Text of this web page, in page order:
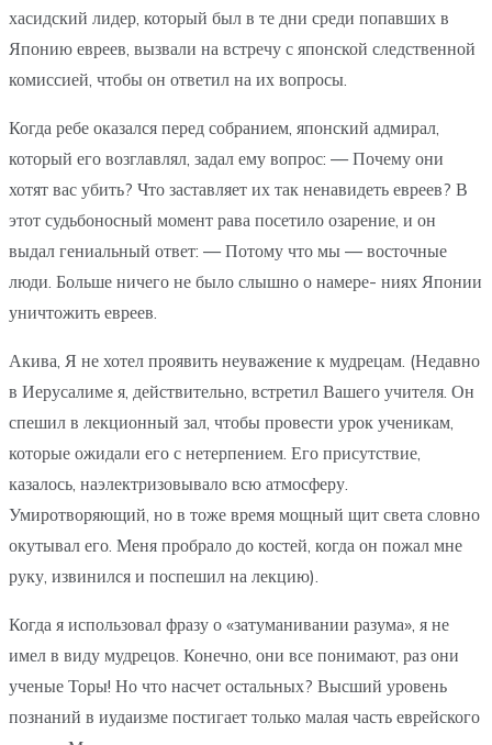
хасидский лидер, который был в те дни среди попавших в
Японию евреев, вызвали на встречу с японской следственной
комиссией, чтобы он ответил на их вопросы.
Когда ребе оказался перед собранием, японский адмирал,
который его возглавлял, задал ему вопрос: — Почему они
хотят вас убить? Что заставляет их так ненавидеть евреев? В
этот судьбоносный момент рава посетило озарение, и он
выдал гениальный ответ: — Потому что мы — восточные
люди. Больше ничего не было слышно о намере- ниях Японии
уничтожить евреев.
Акива, Я не хотел проявить неуважение к мудрецам. (Недавно
в Иерусалиме я, действительно, встретил Вашего учителя. Он
спешил в лекционный зал, чтобы провести урок ученикам,
которые ожидали его с нетерпением. Его присутствие,
казалось, наэлектризовывало всю атмосферу.
Умиротворяющий, но в тоже время мощный щит света словно
окутывал его. Меня пробрало до костей, когда он пожал мне
руку, извинился и поспешил на лекцию).
Когда я использовал фразу о «затуманивании разума», я не
имел в виду мудрецов. Конечно, они все понимают, раз они
ученые Торы! Но что насчет остальных? Высший уровень
познаний в иудаизме постигает только малая часть еврейского